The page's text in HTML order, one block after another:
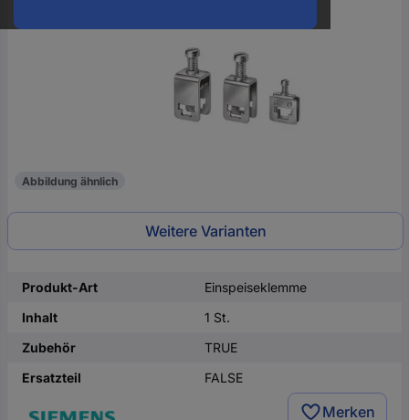
Abbildung ähnlich
Weitere Varianten
Produkt-Art
Einspeiseklemme
Inhalt
1 St.
Zubehör
TRUE
Ersatzteil
FALSE
Merken